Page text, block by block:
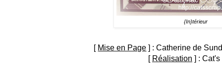
{In}térieur
[ Mise en Page ] : Catherine de
[ Réalisation ] :